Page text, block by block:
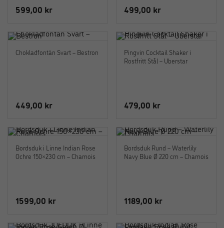
599,00 kr 499,00 kr
Chokladfontän Svart – Bestron
449,00 kr
Pingvin Cocktail Shaker i
Rostfritt Stål – Uberstar
479,00 kr
Bordsduk i Linne Indian Rose
Ochre 150×230 cm – Chamois
1599,00 kr
Bordsduk Rund – Waterlily
Navy Blue Ø 220 cm – Chamois
1189,00 kr